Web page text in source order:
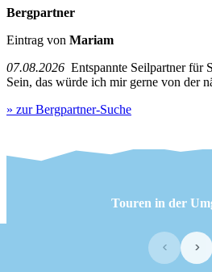
Bergpartner
Eintrag von Mariam
07.08.2026 Entspannte Seilpartner für
Sein, das würde ich mir gerne von der
» zur Bergpartner-Suche
Touren in der
‹ ›